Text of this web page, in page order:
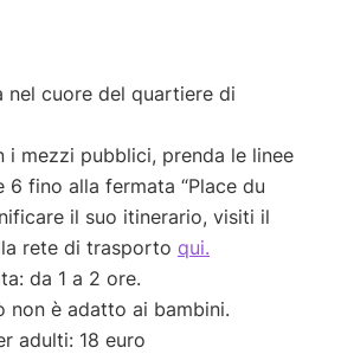
nel cuore del quartiere di
i mezzi pubblici, prenda le linee
6 fino alla fermata “Place du
il suo itinerario, visiti il
rete di trasporto qui.
da 1 a 2 ore.
non è adatto ai bambini.
adulti: 18 euro